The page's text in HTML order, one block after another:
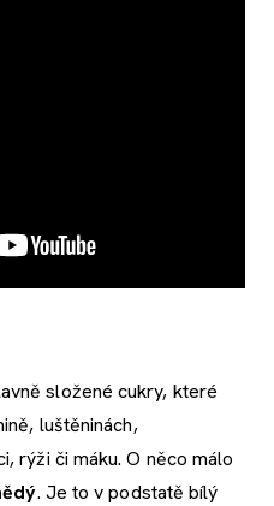
složené cukry, které
luštěninách,
rýži či máku. O něco málo
. Je to v podstatě bílý